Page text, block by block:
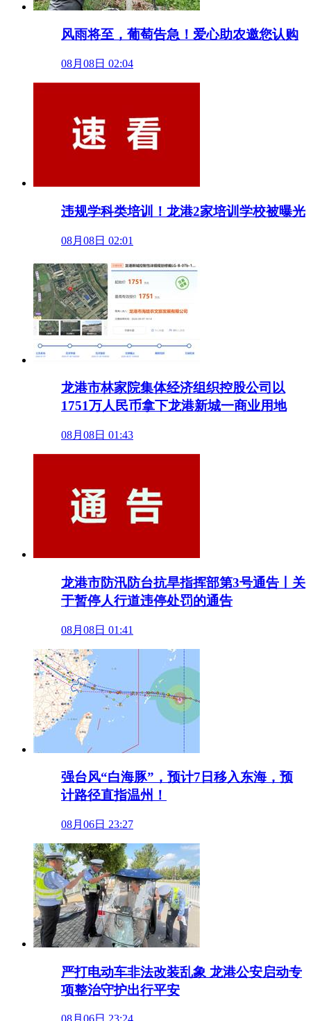
风雨将至，葡萄告急！爱心助农邀您认购
08月08日 02:04
违规学科类培训！龙港2家培训学校被曝光
08月08日 02:01
龙港市林家院集体经济组织控股公司以
1751万人民币拿下龙港新城一商业用地
08月08日 01:43
龙港市防汛防台抗旱指挥部第3号通告丨关
于暂停人行道违停处罚的通告
08月08日 01:41
强台风“白海豚”，预计7日移入东海，预
计路径直指温州！
08月06日 23:27
严打电动车非法改装乱象 龙港公安启动专
项整治守护出行平安